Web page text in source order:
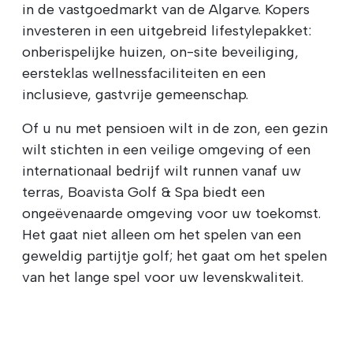
in de vastgoedmarkt van de Algarve. Kopers
investeren in een uitgebreid lifestylepakket:
onberispelijke huizen, on-site beveiliging,
eersteklas wellnessfaciliteiten en een
inclusieve, gastvrije gemeenschap.
Of u nu met pensioen wilt in de zon, een gezin
wilt stichten in een veilige omgeving of een
internationaal bedrijf wilt runnen vanaf uw
terras, Boavista Golf & Spa biedt een
ongeëvenaarde omgeving voor uw toekomst.
Het gaat niet alleen om het spelen van een
geweldig partijtje golf; het gaat om het spelen
van het lange spel voor uw levenskwaliteit.